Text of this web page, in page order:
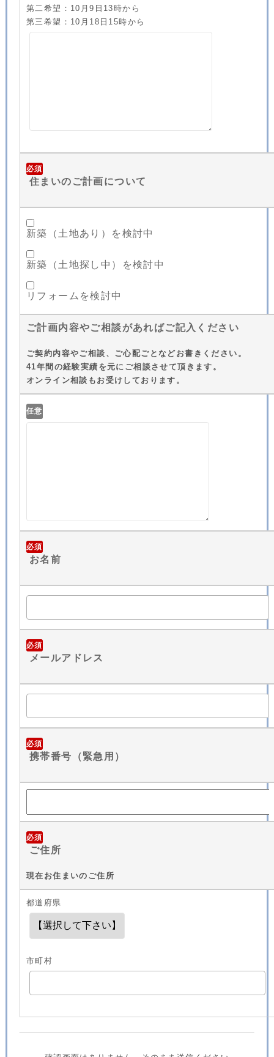
第二希望：10月9日13時から
第三希望：10月18日15時から
必須
住まいのご計画について
新築（土地あり）を検討中
新築（土地探し中）を検討中
リフォームを検討中
ご計画内容やご相談があればご記入ください
ご契約内容やご相談、ご心配ごとなどお書きください。
41年間の経験実績を元にご相談させて頂きます。
オンライン相談もお受けしております。
任意
必須
お名前
必須
メールアドレス
必須
携帯番号（緊急用）
必須
ご住所
現在お住まいのご住所
都道府県
市町村